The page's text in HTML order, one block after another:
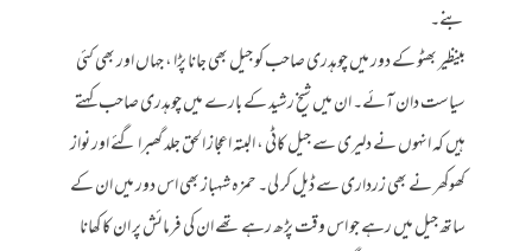
بنے۔
بینظیر بھٹو کے دور میں چوہدری صاحب کو جیل بھی جانا پڑا ، جہاں اور بھی کئی
سیاست دان آئے۔ ان میں شیخ رشید کے بارے میں چوہدری صاحب کہتے
ہیں کہ انہوں نے دلیری سے جیل کاٹی ، البتہ اعجاز الحق جلد گھبرا گئے اور نواز
کھوکھر نے بھی زرداری سے ڈیل کر لی۔ حمزہ شہباز بھی اس دور میں ان کے
ساتھ جیل میں رہے جو اس وقت پڑھ رہے تھے ان کی فرمائش پر ان کا کھانا